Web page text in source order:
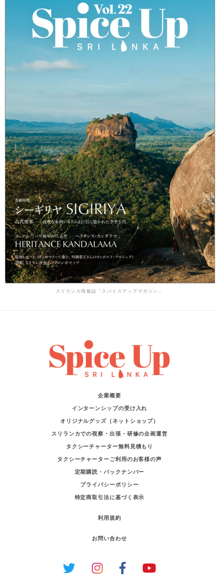
スリランカ情報誌「スパイスアップマガジン」
企業概要
インターンシップの受け入れ
オリジナルグッズ（ネットショップ）
スリランカでの視察・出張・研修の企画運営
タクシーチャーター無料見積もり
タクシーチャーターご利用のお客様の声
定期購読・バックナンバー
プライバシーポリシー
特定商取引法に基づく表示
利用規約
お問い合わせ